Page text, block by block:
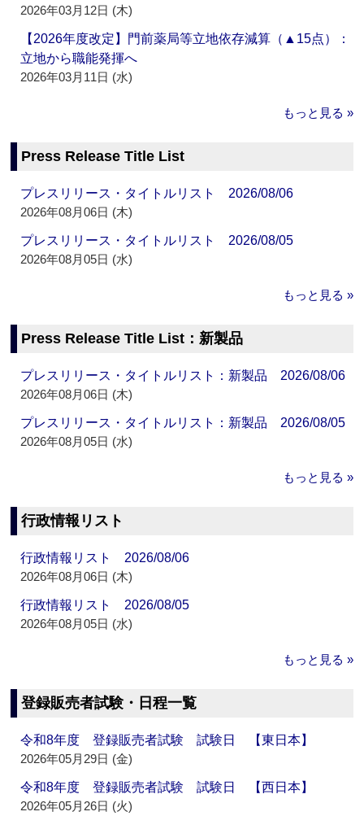
2026年03月12日 (木)
【2026年度改定】門前薬局等立地依存減算（▲15点）：
立地から職能発揮へ
2026年03月11日 (水)
もっと見る »
Press Release Title List
プレスリリース・タイトルリスト 2026/08/06
2026年08月06日 (木)
プレスリリース・タイトルリスト 2026/08/05
2026年08月05日 (水)
もっと見る »
Press Release Title List：新製品
プレスリリース・タイトルリスト：新製品 2026/08/06
2026年08月06日 (木)
プレスリリース・タイトルリスト：新製品 2026/08/05
2026年08月05日 (水)
もっと見る »
行政情報リスト
行政情報リスト 2026/08/06
2026年08月06日 (木)
行政情報リスト 2026/08/05
2026年08月05日 (水)
もっと見る »
登録販売者試験・日程一覧
令和8年度 登録販売者試験 試験日 【東日本】
2026年05月29日 (金)
令和8年度 登録販売者試験 試験日 【西日本】
2026年05月26日 (火)